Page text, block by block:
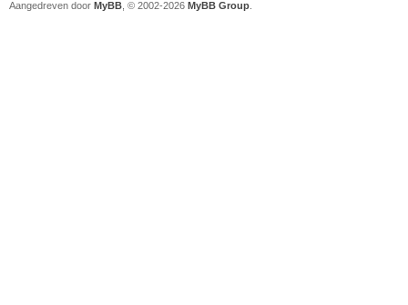
Aangedreven door MyBB , © 2002-2026 MyBB Group